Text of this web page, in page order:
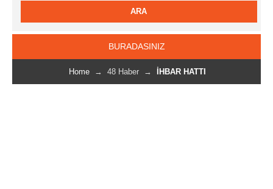
BURADASINIZ
Home → 48 Haber → İHBAR HATTI